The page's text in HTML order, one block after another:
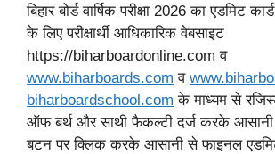
बिहार बोर्ड वार्षिक परीक्षा 2026 का एडमिट
के लिए परीक्षार्थी आधिकारिक वेबसाइट
https://biharboardonline.com व
www.biharboards.com व
biharboardschool.com के माध्यम से
ऑफ बर्थ और साथी फैकल्टी दर्ज करके
बटन पर क्लिक करके आसानी से फाइनल